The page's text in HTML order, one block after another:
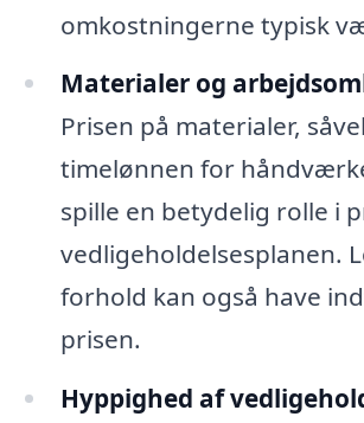
omkostningerne typisk
Materialer og
Prisen på materialer,
timelønnen for
spille en betydelig rolle i
vedligeholdelsesplanen.
forhold kan også have
prisen.
Hyppighed af